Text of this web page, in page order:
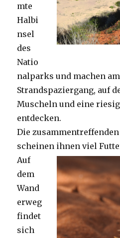
mte
Halbi
nsel
des
Natio
nalparks und machen
Strandspaziergang, auf
Muscheln und eine
entdecken.
Die
scheinen ihnen viel
Auf
dem
Wand
erweg
findet
sich